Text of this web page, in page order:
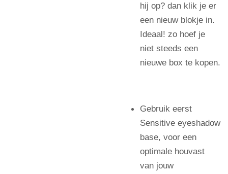
hij op? dan klik je er
een nieuw blokje in.
Ideaal! zo hoef je
niet steeds een
nieuwe box te kopen.
Gebruik eerst
Sensitive eyeshadow
base, voor een
optimale houvast
van jouw